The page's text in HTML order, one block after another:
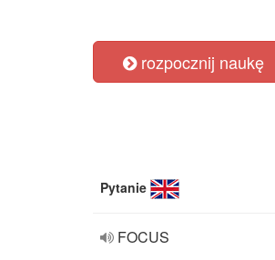
rozpocznij naukę
Pytanie
FOCUS